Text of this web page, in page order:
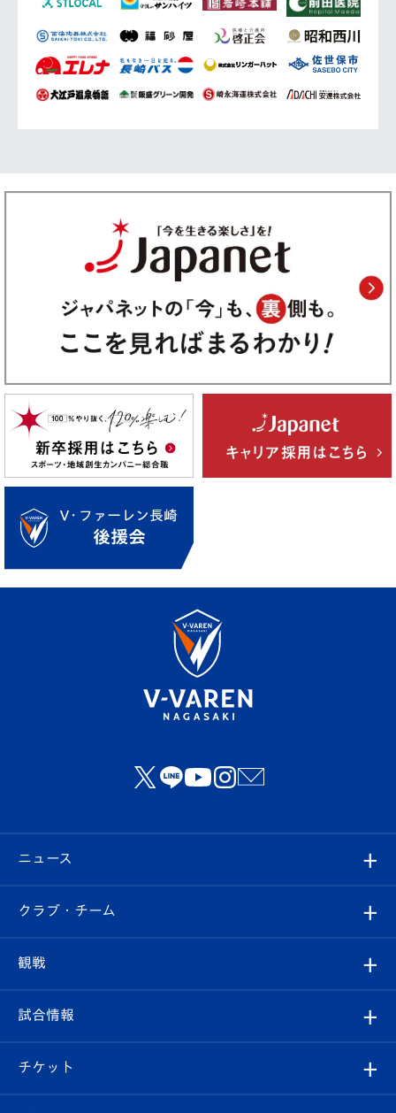
ニュース
すべて
クラブ
試合情報
クラブ・チーム
クラブ概要
エンブレム紹介
観戦
観戦ルール
はじめての観戦ガイド
試合情報
試合日程/結果
チケット